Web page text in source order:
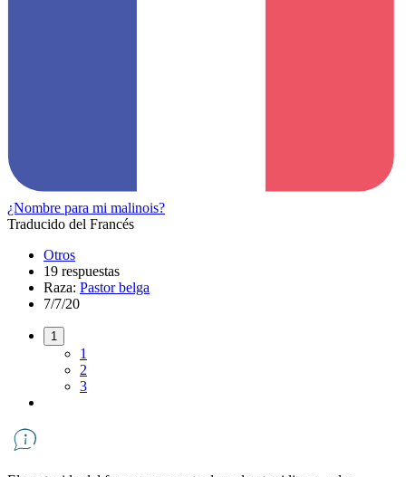
¿Nombre para mi malinois?
Traducido del Francés
Otros
19 respuestas
Raza: Pastor belga
7/7/20
1
1
2
3